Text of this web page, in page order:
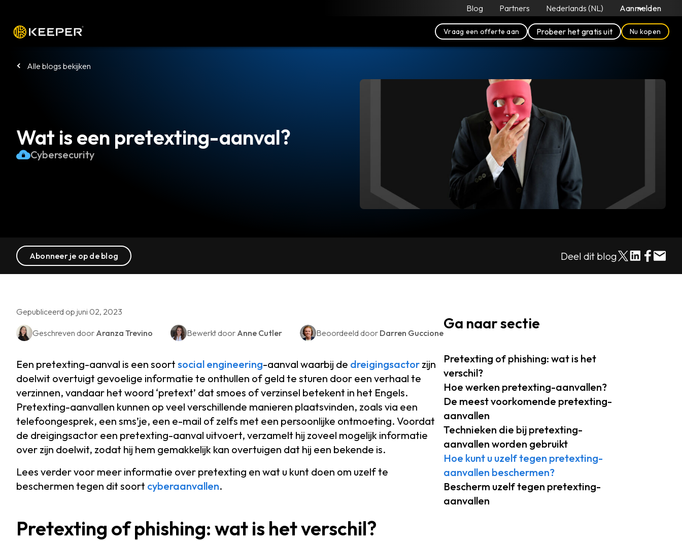
Blog Partners Nederlands (NL) Aanmelden
Vraag een offerte aan Probeer het gratis uit Nu kopen
Alle blogs bekijken
Wat is een pretexting-aanval?
Cybersecurity
Abonneer je op de blog Deel dit blog
Gepubliceerd op juni 02, 2023
Geschreven door Aranza Trevino Bewerkt door Anne Cutler Beoordeeld door Darren Guccione
Een pretexting-aanval is een soort social engineering-aanval waarbij de dreigingsactor zijn
doelwit overtuigt gevoelige informatie te onthullen of geld te sturen door een verhaal te
verzinnen, vandaar het woord ‘pretext’ dat smoes of verzinsel betekent in het Engels.
Pretexting-aanvallen kunnen op veel verschillende manieren plaatsvinden, zoals via een
telefoongesprek, een sms’je, een e-mail of zelfs met een persoonlijke ontmoeting. Voordat
de dreigingsactor een pretexting-aanval uitvoert, verzamelt hij zoveel mogelijk informatie
over zijn doelwit, zodat hij hem gemakkelijk kan overtuigen dat hij een bekende is.
Lees verder voor meer informatie over pretexting en wat u kunt doen om uzelf te
beschermen tegen dit soort cyberaanvallen.
Pretexting of phishing: wat is het verschil?
Ga naar sectie
Pretexting of phishing: wat is het
verschil?
Hoe werken pretexting-aanvallen?
De meest voorkomende pretexting-
aanvallen
Technieken die bij pretexting-
aanvallen worden gebruikt
Hoe kunt u uzelf tegen pretexting-
aanvallen beschermen?
Bescherm uzelf tegen pretexting-
aanvallen